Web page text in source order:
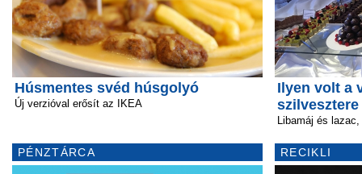
Húsmentes svéd húsgolyó
Új verzióval erősít az IKEA
PÉNZTÁRCA
Ilyen volt a
szilvesztere
Libamáj és
RECIKLI